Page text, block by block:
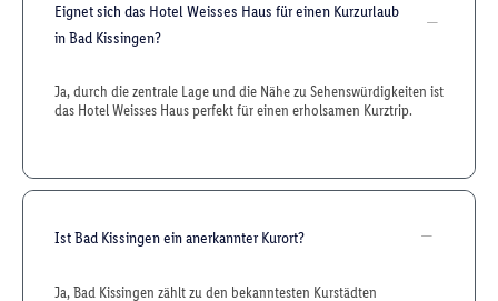
Eignet sich das Hotel Weisses Haus für einen Kurzurlaub
in Bad Kissingen?
Ja, durch die zentrale Lage und die Nähe zu Sehenswürdigkeiten ist
das Hotel Weisses Haus perfekt für einen erholsamen Kurztrip.
Ist Bad Kissingen ein anerkannter Kurort?
Ja, Bad Kissingen zählt zu den bekanntesten Kurstädten